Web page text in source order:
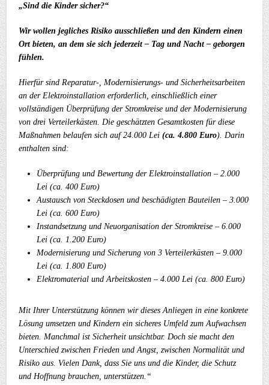
„Sind die Kinder sicher?“
Wir wollen jegliches Risiko ausschließen und den Kindern einen
Ort bieten, an dem sie sich jederzeit – Tag und Nacht – geborgen
fühlen.
Hierfür sind Reparatur-, Modernisierungs- und Sicherheitsarbeiten
an der Elektroinstallation erforderlich, einschließlich einer
vollständigen Überprüfung der Stromkreise und der Modernisierung
von drei Verteilerkästen. Die geschätzten Gesamtkosten für diese
Maßnahmen belaufen sich auf 24.000 Lei(ca. 4.800 Euro). Darin
enthalten sind:
Überprüfung und Bewertung der Elektroinstallation – 2.000
Lei (ca. 400 Euro)
Austausch von Steckdosen und beschädigten Bauteilen – 3.000
Lei (ca. 600 Euro)
Instandsetzung und Neuorganisation der Stromkreise – 6.000
Lei (ca. 1.200 Euro)
Modernisierung und Sicherung von 3 Verteilerkästen – 9.000
Lei (ca. 1.800 Euro)
Elektromaterial und Arbeitskosten – 4.000 Lei (ca. 800 Euro)
Mit Ihrer Unterstützung können wir dieses Anliegen in eine konkrete
Lösung umsetzen und Kindern ein sicheres Umfeld zum Aufwachsen
bieten. Manchmal ist Sicherheit unsichtbar. Doch sie macht den
Unterschied zwischen Frieden und Angst, zwischen Normalität und
Risiko aus. Vielen Dank, dass Sie uns und die Kinder, die Schutz
und Hoffnung brauchen, unterstützen.“